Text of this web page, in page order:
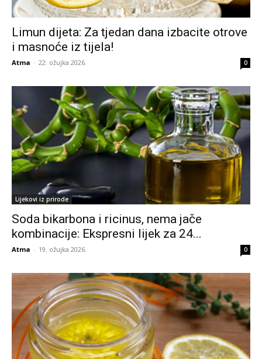
Limun dijeta: Za tjedan dana izbacite otrove
i masnoće iz tijela!
Atma - 22. ožujka 2026. 0
Lijekovi iz prirode
Soda bikarbona i ricinus, nema jače
kombinacije: Ekspresni lijek za 24...
Atma - 19. ožujka 2026. 0